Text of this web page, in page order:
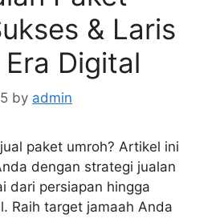
& Laris
Digital
by admin
paket umroh? Artikel ini
dengan strategi jualan
dari persiapan hingga
Raih target jamaah Anda